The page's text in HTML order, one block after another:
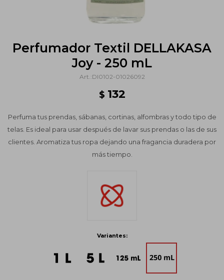
Perfumador Textil DELLAKASA
Joy - 250 mL
DI0102-01026092
$ 132
Perfuma tus prendas, sábanas, cortinas, alfombras y todo tipo de
telas. Es ideal para usar después de lavar sus prendas o las de sus
clientes. Aromatiza tus ropa dejando una fragancia duradera por
más tiempo.
Variantes: